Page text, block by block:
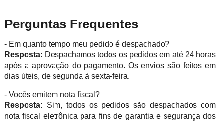
Perguntas Frequentes
- Em quanto tempo meu pedido é despachado?
Resposta: Despachamos todos os pedidos em até 24 horas
após a aprovação do pagamento. Os envios são feitos em
dias úteis, de segunda à sexta-feira.
- Vocês emitem nota fiscal?
Resposta: Sim, todos os pedidos são despachados com
nota fiscal eletrônica para fins de garantia e segurança dos